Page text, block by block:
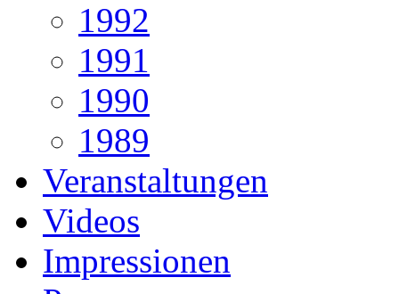
1992
1991
1990
1989
Veranstaltungen
Videos
Impressionen